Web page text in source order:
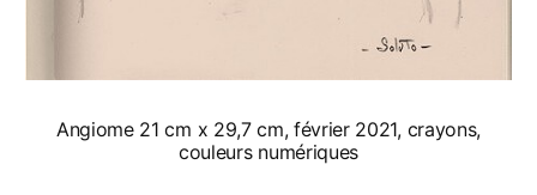
Angiome 21 cm x 29,7 cm, février 2021, crayons,
couleurs numériques